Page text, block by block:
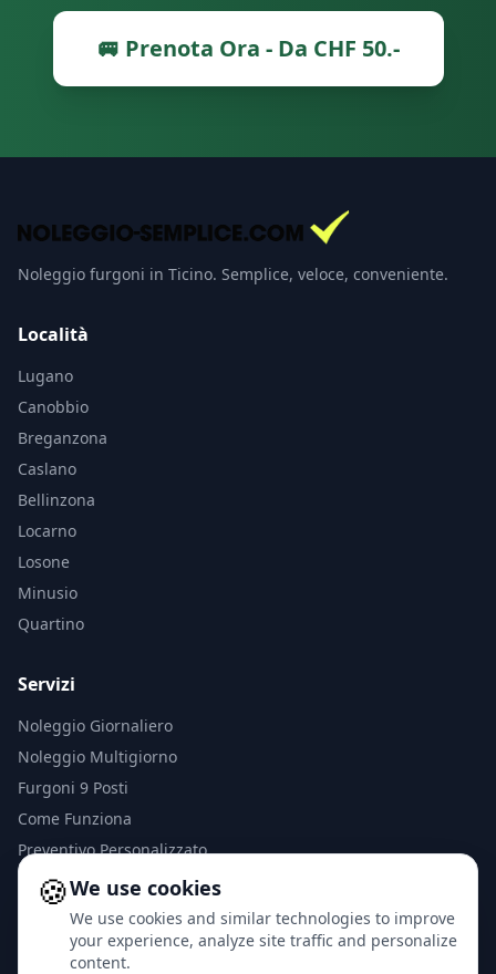
🚐 Prenota Ora - Da CHF 50.-
Noleggio furgoni in Ticino. Semplice, veloce, conveniente.
Località
Lugano
Canobbio
Breganzona
Caslano
Bellinzona
Locarno
Losone
Minusio
Quartino
Servizi
Noleggio Giornaliero
Noleggio Multigiorno
Furgoni 9 Posti
Come Funziona
Preventivo Personalizzato
⭐ Recensioni Google
Contatti
🍪We use cookies
We use cookies and similar technologies to improve
your experience, analyze site traffic and personalize
content.